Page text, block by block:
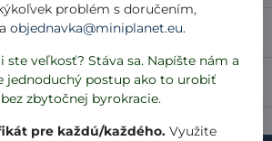
problém s doručením,
objednavka@miniplanet.eu.
ste veľkosť? Stáva sa. Napíšte nám a
jednoduchý postup ako to urobiť
zbytočnej byrokracie.
pre každú/každého. Využite